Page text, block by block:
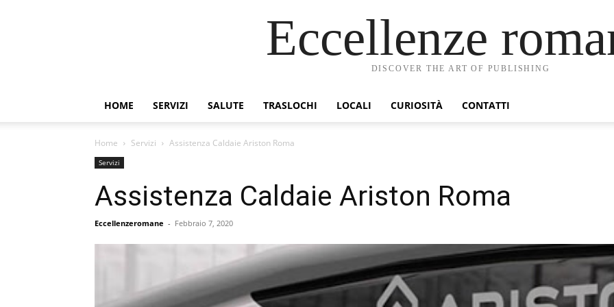
Eccellenze
DISCOVER THE ART OF PUBLISHING
HOME SERVIZI SALUTE TRASLOCHI LOCALI CURIOSITÀ CONTATTI
Home Servizi Assistenza Caldaie Ariston Roma
Servizi
Assistenza Caldaie Ariston Roma
Eccellenzeromane - Febbraio 7, 2020